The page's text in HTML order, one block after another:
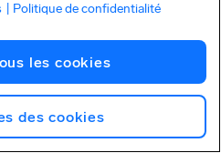
la part d’AirHelp et j’accepte laCharte
PRÉSENTÉ DANS :
| Politique de confidentialité
les cookies
des cookies